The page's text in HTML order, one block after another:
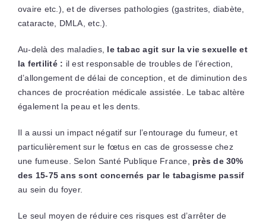
ovaire etc.), et de diverses pathologies (gastrites, diabète,
cataracte, DMLA, etc.).
Au-delà des maladies, le tabac agit sur la vie sexuelle et
la fertilité : il est responsable de troubles de l’érection,
d’allongement de délai de conception, et de diminution des
chances de procréation médicale assistée. Le tabac altère
également la peau et les dents.
Il a aussi un impact négatif sur l’entourage du fumeur, et
particulièrement sur le fœtus en cas de grossesse chez
une fumeuse. Selon Santé Publique France, près de 30%
des 15-75 ans sont concernés par le tabagisme passif
au sein du foyer.
Le seul moyen de réduire ces risques est d’arrêter de